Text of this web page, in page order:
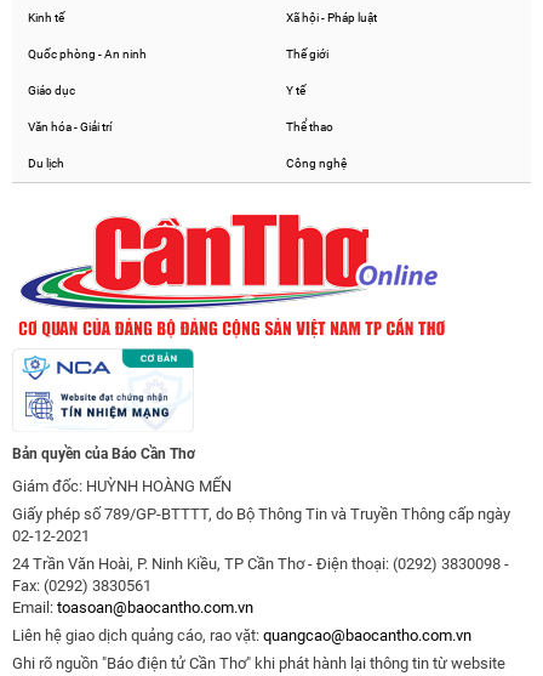
Kinh tế Xã hội - Pháp luật
Quốc phòng - An ninh Thế giới
Giáo dục Y tế
Văn hóa - Giải trí Thể thao
Du lịch Công nghệ
Bản quyền của Báo Cần Thơ
Giám đốc: HUỲNH HOÀNG MẾN
Giấy phép số 789/GP-BTTTT, do Bộ Thông Tin và Truyền Thông cấp ngày
02-12-2021
24 Trần Văn Hoài, P. Ninh Kiều, TP Cần Thơ - Điện thoại: (0292) 3830098 -
Fax: (0292) 3830561
Email: toasoan@baocantho.com.vn
Liên hệ giao dịch quảng cáo, rao vặt: quangcao@baocantho.com.vn
Ghi rõ nguồn "Báo điện tử Cần Thơ" khi phát hành lại thông tin từ website